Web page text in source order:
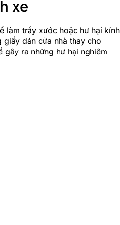
xe
làm trầy xước hoặc hư hại kính
giấy dán cửa nhà thay cho
gây ra những hư hại nghiêm